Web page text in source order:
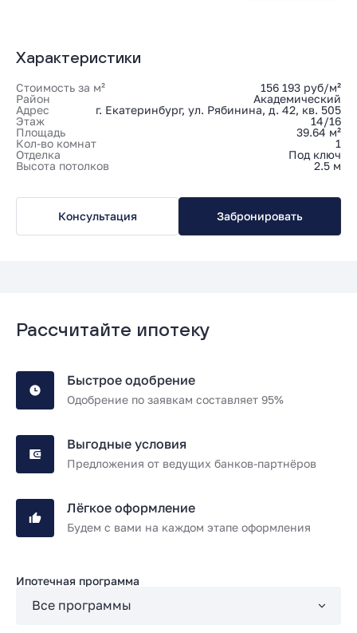
Характеристики
Стоимость за м²
156 193 руб/м²
Район
Академический
Адрес
г. Екатеринбург, ул. Рябинина, д. 42, кв. 505
Этаж
14/16
Площадь
39.64 м²
Кол-во комнат
1
Отделка
Под ключ
Высота потолков
2.5 м
Консультация Забронировать
Рассчитайте ипотеку
Быстрое одобрение
Одобрение по заявкам составляет 95%
Выгодные условия
Предложения от ведущих банков-партнёров
Лёгкое оформление
Будем с вами на каждом этапе оформления
Ипотечная программа